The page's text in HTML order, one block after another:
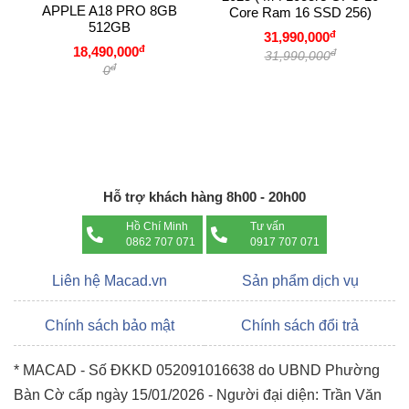
tối ưu chất lượng hiển thị hình ảnh.
Webcam góc cực rộng 12MP với
Center Stage
Màn hình Studio Display 2022 nay trang bị camera góc cực
Stage lần đầu tiên xuất hiện trên máy tính Mac. Center Stage
giúp giữ bạn ở trung tâm khung hình dù bạn có di chuyển
APPLE A18 PRO 8GB
512GB
18,490,000đ
0đ
Core Ram 16 SSD 256)
31,990,000đ
31,990,000đ
Hỗ trợ khách hàng 8h00 - 20h00
Hồ Chí Minh
0862 707 071
Tư vấn
0917 707 071
Liên hệ Macad.vn Sản phẩm dịch vụ
Chính sách bảo mật Chính sách đổi trả
* MACAD - Số ĐKKD 052091016638 do UBND Phường
Bàn Cờ cấp ngày 15/01/2026 - Người đại diện: Trần Văn